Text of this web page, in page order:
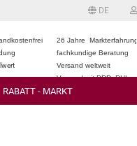
DE
26 Jahre Markterfahrung
fachkundige Beratung
Versand weltweit
Versand mit DPD, DHL
RABATT - MARKT